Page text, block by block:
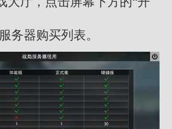
务器购买列表。